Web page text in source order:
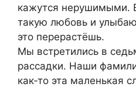
кажутся нерушимыми.
такую любовь и
это перерастёшь.
Мы встретились в
рассадки. Наши
как‑то эта маленькая